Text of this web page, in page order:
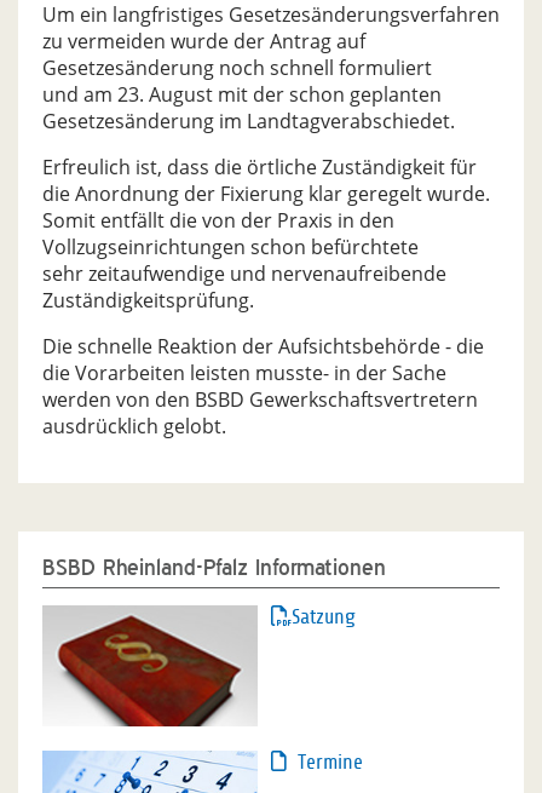
Um ein langfristiges Gesetzesänderungsverfahren
zu vermeiden wurde der Antrag auf
Gesetzesänderung noch schnell formuliert
und am 23. August mit der schon geplanten
Gesetzesänderung im Landtagverabschiedet.
Erfreulich ist, dass die örtliche Zuständigkeit für
die Anordnung der Fixierung klar geregelt wurde.
Somit entfällt die von der Praxis in den
Vollzugseinrichtungen schon befürchtete
sehr zeitaufwendige und nervenaufreibende
Zuständigkeitsprüfung.
Die schnelle Reaktion der Aufsichtsbehörde - die
die Vorarbeiten leisten musste- in der Sache
werden von den BSBD Gewerkschaftsvertretern
ausdrücklich gelobt.
BSBD Rheinland-Pfalz Informationen
Satzung
Termine